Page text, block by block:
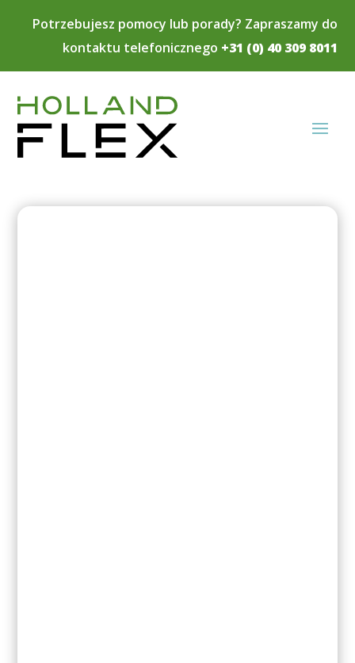
Potrzebujesz pomocy lub porady? Zapraszamy do
kontaktu telefonicznego +31 (0) 40 309 8011